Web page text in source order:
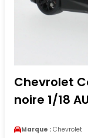
Chevrolet
noire 1/18
Marque : Chevrolet